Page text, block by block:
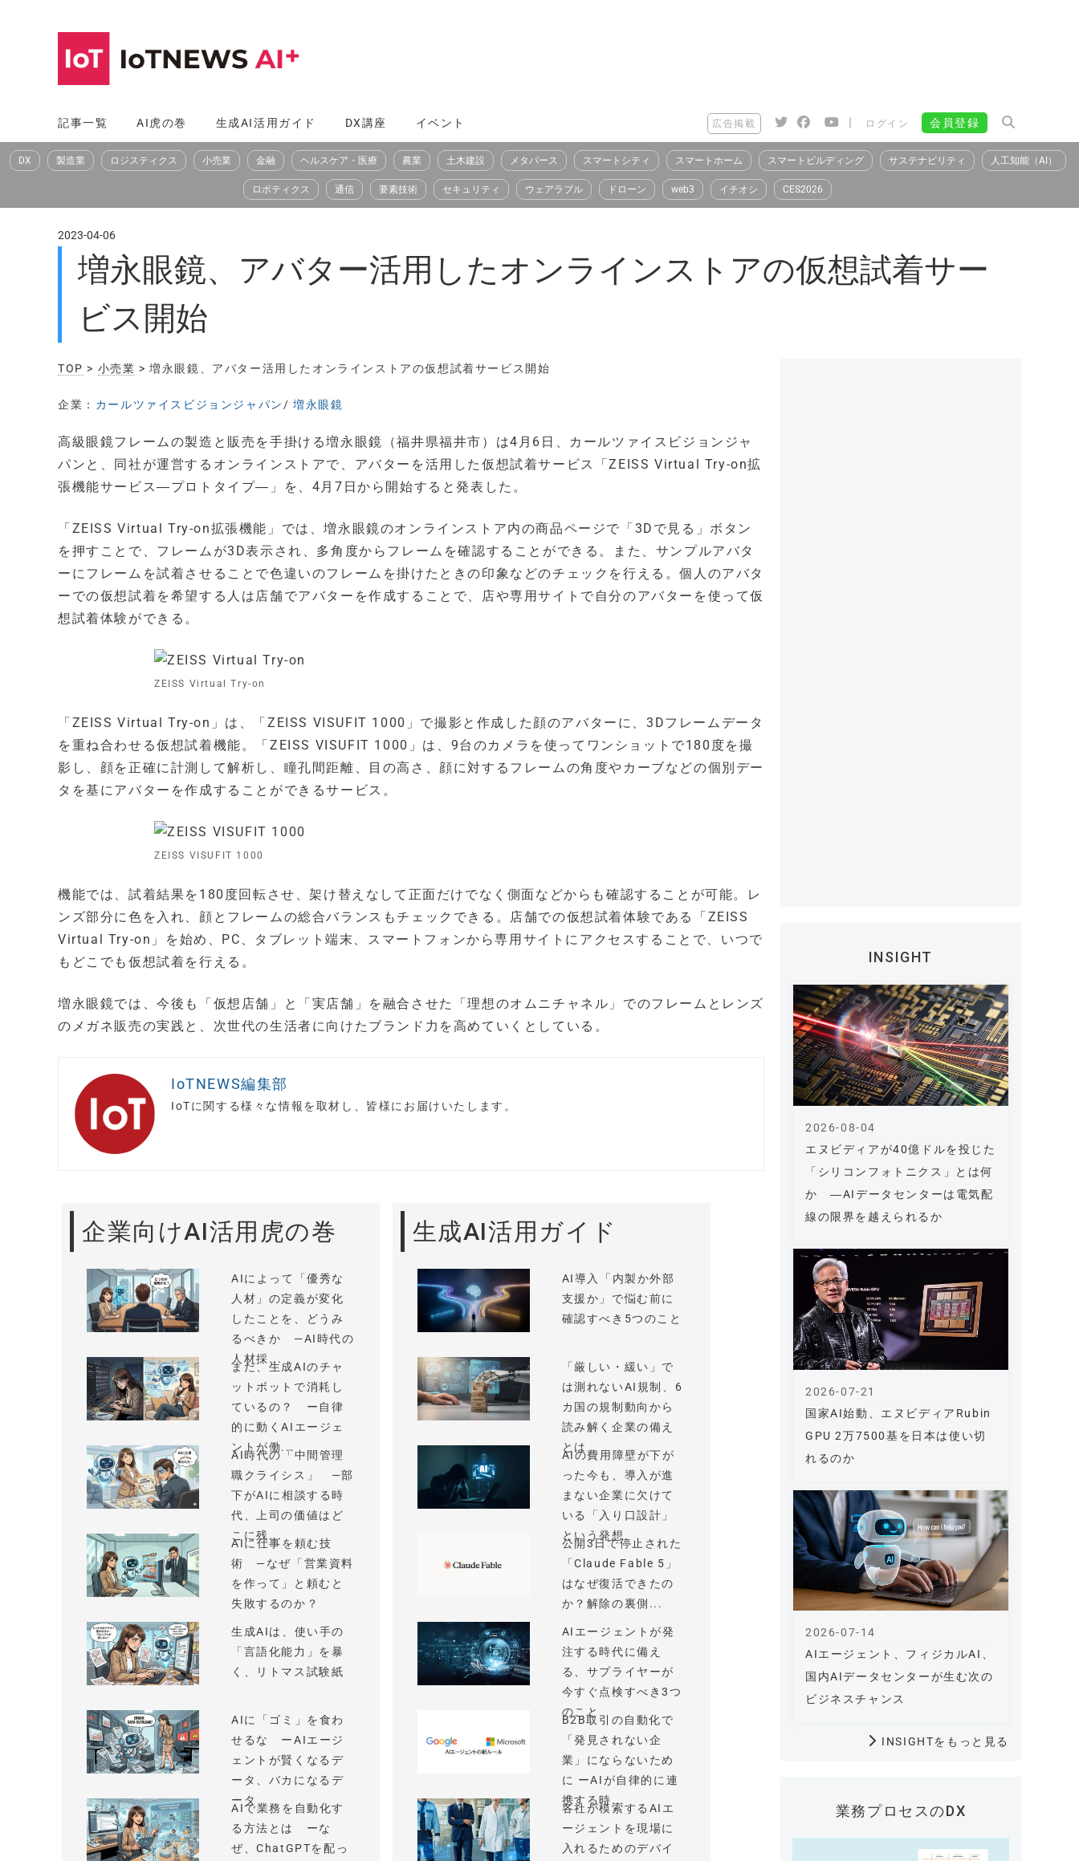
へ
ス
記事一覧 AI虎の巻 生成AI活用ガイド DX講座 イベント 広告掲載 | ログイン 会員登録
DX 製造業 ロジスティクス 小売業 金融 ヘルスケア・医療 農業 土木建設 メタバース スマートシティ スマートホーム スマートビルディング サステナビリティ 人工知能（AI）
ロボティクス 通信 要素技術 セキュリティ ウェアラブル ドローン web3 イチオシ CES2026
2023-04-06
増永眼鏡、アバター活用したオンラインストアの仮想試着サー
ビス開始
TOP > 小売業 > 増永眼鏡、アバター活用したオンラインストアの仮想試着サービス開始
企業： カールツァイスビジョンジャパン /増永眼鏡
高級眼鏡フレームの製造と販売を手掛ける増永眼鏡（福井県福井市）は4月6日、カールツァイスビジョンジャ
パンと、同社が運営するオンラインストアで、アバターを活用した仮想試着サービス「ZEISS Virtual Try-on拡
張機能サービス―プロトタイプ―」を、4月7日から開始すると発表した。
「ZEISS Virtual Try-on拡張機能」では、増永眼鏡のオンラインストア内の商品ページで「3Dで見る」ボタン
を押すことで、フレームが3D表示され、多角度からフレームを確認することができる。また、サンプルアバタ
ーにフレームを試着させることで色違いのフレームを掛けたときの印象などのチェックを行える。個人のアバタ
ーでの仮想試着を希望する人は店舗でアバターを作成することで、店や専用サイトで自分のアバターを使って仮
想試着体験ができる。
ZEISS Virtual Try-on
「ZEISS Virtual Try-on」は、「ZEISS VISUFIT 1000」で撮影と作成した顔のアバターに、3Dフレームデータ
を重ね合わせる仮想試着機能。「ZEISS VISUFIT 1000」は、9台のカメラを使ってワンショットで180度を撮
影し、顔を正確に計測して解析し、瞳孔間距離、目の高さ、顔に対するフレームの角度やカーブなどの個別デー
タを基にアバターを作成することができるサービス。
ZEISS VISUFIT 1000
機能では、試着結果を180度回転させ、架け替えなして正面だけでなく側面などからも確認することが可能。レ
ンズ部分に色を入れ、顔とフレームの総合バランスもチェックできる。店舗での仮想試着体験である「ZEISS
Virtual Try-on」を始め、PC、タブレット端末、スマートフォンから専用サイトにアクセスすることで、いつで
もどこでも仮想試着を行える。
増永眼鏡では、今後も「仮想店舗」と「実店舗」を融合させた「理想のオムニチャネル」でのフレームとレンズ
のメガネ販売の実践と、次世代の生活者に向けたブランド力を高めていくとしている。
IoTNEWS編集部
IoTに関する様々な情報を取材し、皆様にお届けいたします。
企業向けAI活用虎の巻
AIによって「優秀な
人材」の定義が変化
したことを、どうみ
るべきか —AI時代の
人材採...
まだ、生成AIのチャ
ットボットで消耗し
ているの？ ー自律
的に動くAIエージェ
ントが働...
AI時代の「中間管理
職クライシス」 —部
下がAIに相談する時
代、上司の価値はど
こに残...
AIに仕事を頼む技
術 —なぜ「営業資料
を作って」と頼むと
失敗するのか？
生成AIは、使い手の
「言語化能力」を暴
く、リトマス試験紙
AIに「ゴミ」を食わ
せるな ーAIエージ
ェントが賢くなるデ
ータ、バカになるデ
ータ
AIで業務を自動化す
る方法とは ーな
ぜ、ChatGPTを配っ
生成AI活用ガイド
AI導入「内製か外部
支援か」で悩む前に
確認すべき5つのこと
「厳しい・緩い」で
は測れないAI規制、6
カ国の規制動向から
読み解く企業の備え
とは
AIの費用障壁が下が
った今も、導入が進
まない企業に欠けて
いる「入り口設計」
という発想
公開3日で停止された
「Claude Fable 5」
はなぜ復活できたの
か？解除の裏側...
AIエージェントが発
注する時代に備え
る、サプライヤーが
今すぐ点検すべき3つ
のこと
B2B取引の自動化で
「発見されない企
業」にならないため
に ーAIが自律的に連
携する時...
各社が模索するAIエ
ージェントを現場に
入れるためのデバイ
INSIGHT
エヌビディアが40億ドルを投じた
「シリコンフォトニクス」とは何
か ―AIデータセンターは電気配
線の限界を越えられるか
2026-08-04
国家AI始動、エヌビディアRubin
GPU 2万7500基を日本は使い切
れるのか
2026-07-21
AIエージェント、フィジカルAI、
国内AIデータセンターが生む次の
ビジネスチャンス
2026-07-14
INSIGHTをもっと見る
業務プロセスのDX